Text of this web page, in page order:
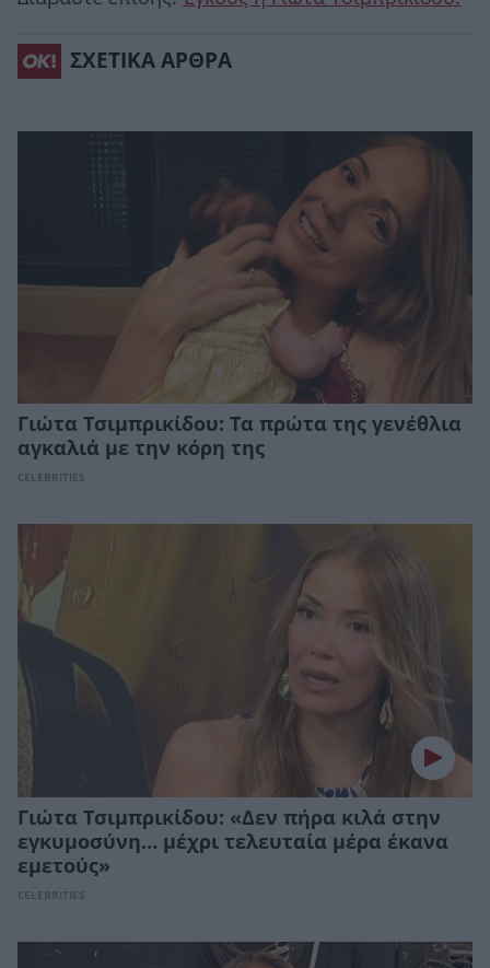
ΣΧΕΤΙΚΑ ΑΡΘΡΑ
Γιώτα Τσιμπρικίδου: Τα πρώτα της γενέθλια
αγκαλιά με την κόρη της
CELEBRITIES
Γιώτα Τσιμπρικίδου: «Δεν πήρα κιλά στην
εγκυμοσύνη… μέχρι τελευταία μέρα έκανα
εμετούς»
CELEBRITIES